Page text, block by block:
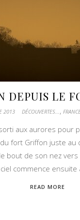
DEPUIS LE
2013 DÉCOUVERTES... ,
aux aurores
fort Griffon juste au
bout de son nez
commence ensuite
READ MORE